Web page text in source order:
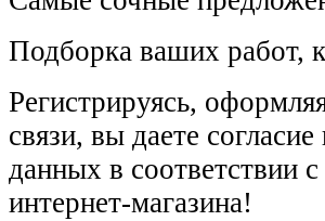
Подборка ваших работ,
Регистрируясь,
связи, вы даете
данных в соответствии с
интернет-магазина!